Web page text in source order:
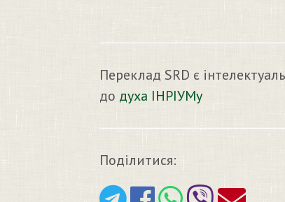
Переклад SRD є
до духа ІНРІУМу
Поділитися: